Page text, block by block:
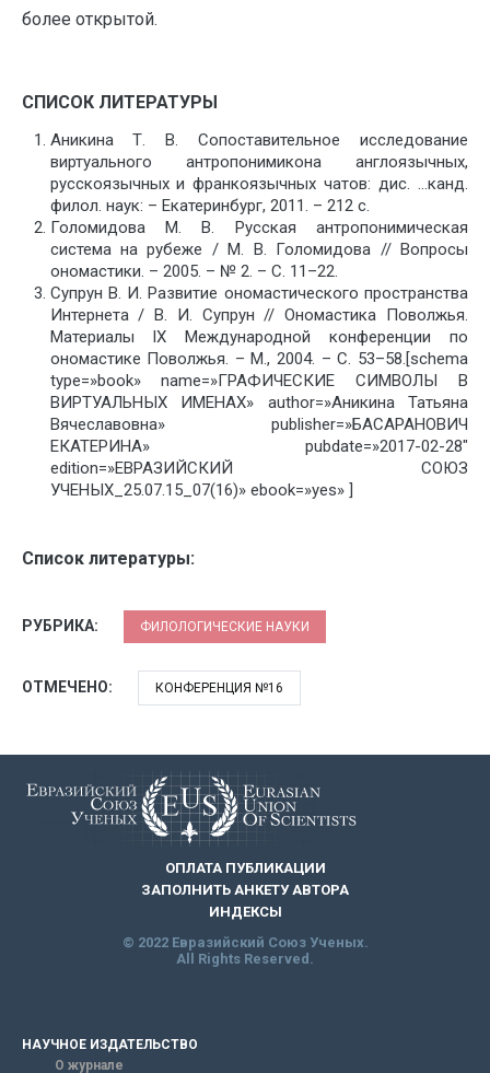
более открытой.
СПИСОК ЛИТЕРАТУРЫ
Аникина Т. В. Сопоставительное исследование
виртуального антропонимикона англоязычных,
русскоязычных и франкоязычных чатов: дис. …канд.
филол. наук: – Екатеринбург, 2011. – 212 с.
Голомидова М. В. Русская антропонимическая
система на рубеже / М. В. Голомидова // Вопросы
ономастики. – 2005. – № 2. – С. 11–22.
Супрун В. И. Развитие ономастического пространства
Интернета / В. И. Супрун // Ономастика Поволжья.
Материалы IX Международной конференции по
ономастике Поволжья. – М., 2004. – С. 53–58.[schema
type=»book» name=»ГРАФИЧЕСКИЕ СИМВОЛЫ В
ВИРТУАЛЬНЫХ ИМЕНАХ» author=»Аникина Татьяна
Вячеславовна» publisher=»БАСАРАНОВИЧ
ЕКАТЕРИНА» pubdate=»2017-02-28″
edition=»ЕВРАЗИЙСКИЙ СОЮЗ
УЧЕНЫХ_25.07.15_07(16)» ebook=»yes» ]
Список литературы:
РУБРИКА: ФИЛОЛОГИЧЕСКИЕ НАУКИ
ОТМЕЧЕНО: КОНФЕРЕНЦИЯ №16
ОПЛАТА ПУБЛИКАЦИИ
ЗАПОЛНИТЬ АНКЕТУ АВТОРА
ИНДЕКСЫ
© 2022 Евразийский Союз Ученых.
All Rights Reserved.
НАУЧНОЕ ИЗДАТЕЛЬСТВО
О журнале